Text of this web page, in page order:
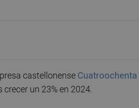
castellonense Cuatroochenta
un 23% en 2024.